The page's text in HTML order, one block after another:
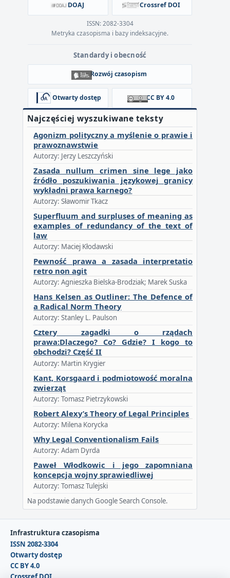
DOAJ Crossref DOI
ISSN: 2082-3304
Metryka czasopisma i bazy indeksacyjne.
Standardy i obecność
Rozwój czasopism
Otwarty dostęp CC BY 4.0
Najczęściej wyszukiwane teksty
Agonizm polityczny a myślenie o prawie i
prawoznawstwie
Autorzy: Jerzy Leszczyński
Zasada nullum crimen sine lege jako
źródło poszukiwania językowej granicy
wykładni prawa karnego?
Autorzy: Sławomir Tkacz
Superfluum and surpluses of meaning as
examples of redundancy of the text of
law
Autorzy: Maciej Kłodawski
Pewność prawa a zasada interpretatio
retro non agit
Autorzy: Agnieszka Bielska-Brodziak; Marek Suska
Hans Kelsen as Outliner: The Defence of
a Radical Norm Theory
Autorzy: Stanley L. Paulson
Cztery zagadki o rządach
prawa:Dlaczego? Co? Gdzie? I kogo to
obchodzi? Część II
Autorzy: Martin Krygier
Kant, Korsgaard i podmiotowość moralna
zwierząt
Autorzy: Tomasz Pietrzykowski
Robert Alexy’s Theory of Legal Principles
Autorzy: Milena Korycka
Why Legal Conventionalism Fails
Autorzy: Adam Dyrda
Paweł Włodkowic i jego zapomniana
koncepcja wojny sprawiedliwej
Autorzy: Tomasz Tulejski
Na podstawie danych Google Search Console.
Infrastruktura czasopisma
ISSN 2082-3304
Otwarty dostęp
CC BY 4.0